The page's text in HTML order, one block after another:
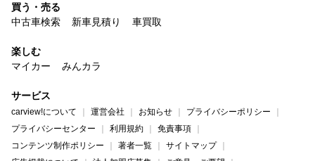
買う・売る
中古車検索
新車見積り 車買取
楽しむ
マイカー
みんカラ
サービス
carview!について 運営会社 お知らせ
プライバシーポリシー
プライバシーセンター
利用規約
免責事項
コンテンツ制作ポリシー
著者一覧
サイトマップ